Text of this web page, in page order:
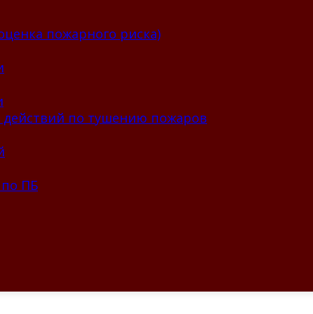
пожарного риска)
по тушению пожаров
ПБ
мы работаем и в г.